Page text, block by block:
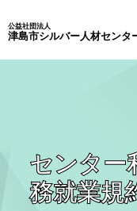
公益社団法人
津島市シルバー人材センタ
センター
務就業規